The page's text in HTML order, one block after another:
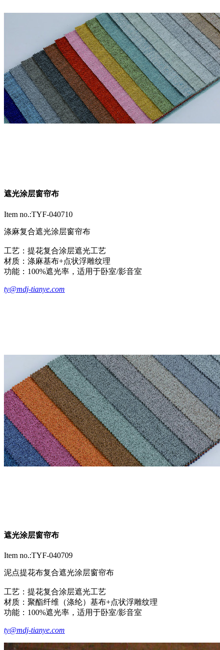
遮光涂层窗帘布
Item no.:TYF-040710
涤麻复合遮光涂层窗帘布
工艺‌：提花复合涂层遮光工艺
‌材质‌：涤麻基布+点状浮雕纹理
‌功能‌：100%遮光率，适用于卧室/影音室
ty@mdj-tianye.com
遮光涂层窗帘布
Item no.:TYF-040709
泥点提花布复合遮光涂层窗帘布
工艺‌：提花复合涂层遮光工艺
‌材质‌：聚酯纤维（涤纶）基布+点状浮雕纹理
‌功能‌：100%遮光率，适用于卧室/影音室
ty@mdj-tianye.com